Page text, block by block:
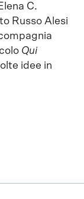
C.
Russo Alesi
Qui
idee in